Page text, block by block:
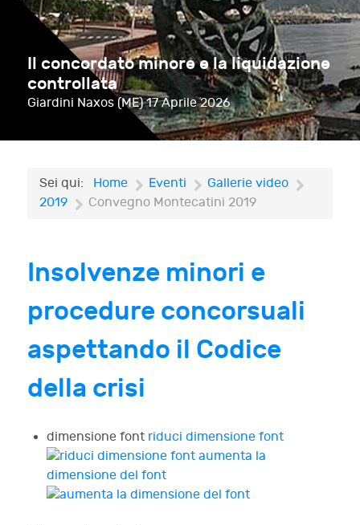
Il concordato minore e la liquidazione
controllata
Giardini Naxos (ME) 17 Aprile 2026
Sei qui: Home Eventi
Gallerie video
2019
Convegno Montecatini 2019
Insolvenze minori e
procedure concorsuali
aspettando il Codice
della crisi
dimensione font riduci dimensione font
aumenta la
dimensione del font